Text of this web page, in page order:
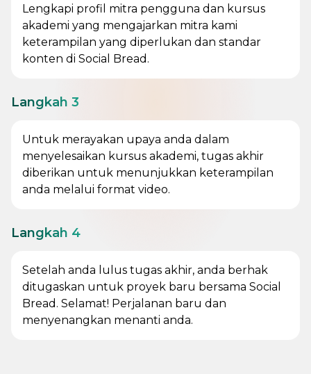
Lengkapi profil mitra pengguna dan kursus
akademi yang mengajarkan mitra kami
keterampilan yang diperlukan dan standar
konten di Social Bread.
Langkah 3
Untuk merayakan upaya anda dalam
menyelesaikan kursus akademi, tugas akhir
diberikan untuk menunjukkan keterampilan
anda melalui format video.
Langkah 4
Setelah anda lulus tugas akhir, anda berhak
ditugaskan untuk proyek baru bersama Social
Bread. Selamat! Perjalanan baru dan
menyenangkan menanti anda.